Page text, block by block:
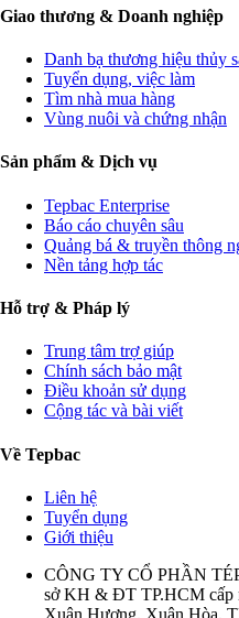
Giao thương & Doanh nghiệp
Danh bạ thương hiệu thủy
Tuyển dụng, việc làm
Tìm nhà mua hàng
Vùng nuôi và chứng nhận
Sản phẩm & Dịch vụ
Tepbac Enterprise
Báo cáo chuyên sâu
Quảng bá & truyền thông
Nền tảng hợp tác
Hỗ trợ & Pháp lý
Trung tâm trợ giúp
Chính sách bảo mật
Điều khoản sử dụng
Cộng tác và bài viết
Về Tepbac
Liên hệ
Tuyển dụng
Giới thiệu
CÔNG TY CỔ PHẦN
sở KH & ĐT TP.HCM cấp
Xuân Hương, Xuân Hòa,